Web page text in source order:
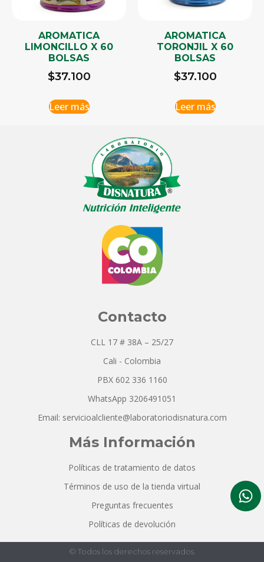
AROMATICA
LIMONCILLO X 60
BOLSAS
$37.100
Leer más
AROMATICA
TORONJIL X 60
BOLSAS
$37.100
Leer más
Contacto
CLL 17 # 38A – 25/27
Cali - Colombia
PBX 602 336 1160
WhatsApp 3206491051
Email: servicioalcliente@laboratoriodisnatura.com
Más Información
Políticas de tratamiento de datos
Términos de uso de la tienda virtual
Preguntas frecuentes
Políticas de devolución
© Todos los derechos reservados.